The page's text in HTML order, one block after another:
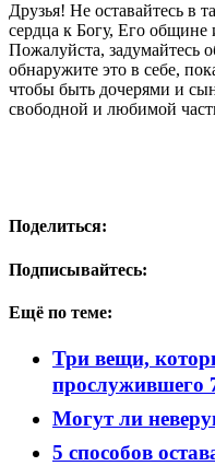
Друзья! Не оставайтесь в
сердца к Богу, Его
Пожалуйста, задумайтесь
обнаружите это в себе,
чтобы быть дочерями и
свободной и любимой
Поделиться:
Подписывайтесь:
Ещё по теме:
Три вещи,
прослужившего
Могут ли
5 способов